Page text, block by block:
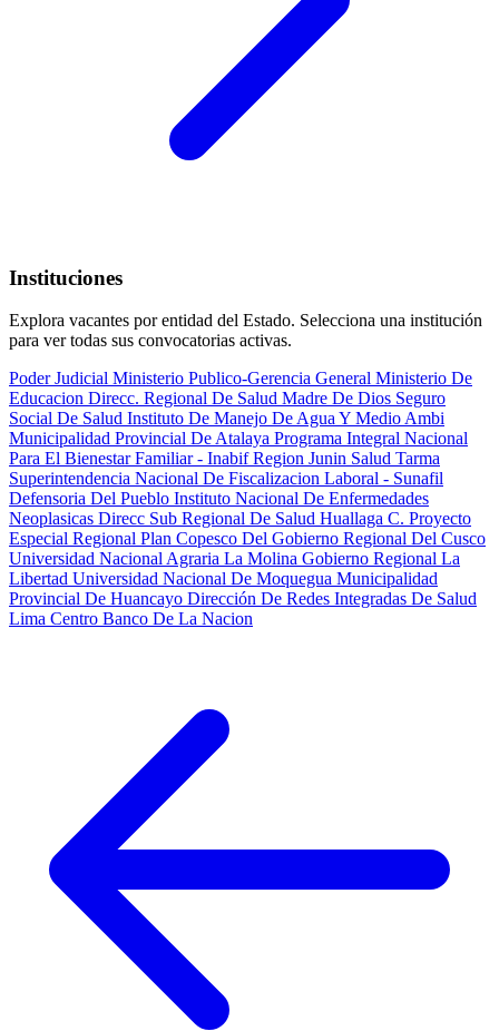
Instituciones
Explora vacantes por entidad del Estado. Selecciona una institución
para ver todas sus convocatorias activas.
Poder Judicial Ministerio Publico-Gerencia General Ministerio De
Educacion Direcc. Regional De Salud Madre De Dios Seguro
Social De Salud Instituto De Manejo De Agua Y Medio Ambi
Municipalidad Provincial De Atalaya Programa Integral Nacional
Para El Bienestar Familiar - InabifRegion Junin Salud Tarma
Superintendencia Nacional De Fiscalizacion Laboral - Sunafil
Defensoria Del Pueblo Instituto Nacional De Enfermedades
Neoplasicas Direcc Sub Regional De Salud Huallaga C. Proyecto
Especial Regional Plan Copesco Del Gobierno Regional Del Cusco
Universidad Nacional Agraria La Molina Gobierno Regional La
Libertad Universidad Nacional De Moquegua Municipalidad
Provincial De Huancayo Dirección De Redes Integradas De Salud
Lima Centro Banco De La Nacion